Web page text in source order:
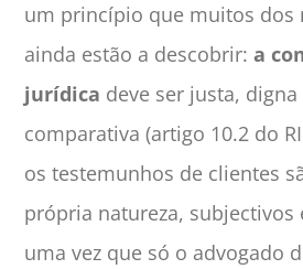
um princípio que muitos dos
ainda estão a descobrir:a
jurídica deve ser justa, digna
comparativa (artigo 10.2 do
os testemunhos de clientes
própria natureza, subjectivos
uma vez que só o advogado